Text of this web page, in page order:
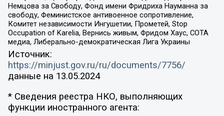
Немцова за Свободу, Фонд имени Фридриха Науманна за
свободу, Феминистское антивоенное сопротивление,
Комитет независимости Ингушетии, Прометей, Stop
Occupation of Karelia, Вернись живым, Фридом Хаус, СОТА
медиа, Либерально-демократическая Лига Украины
Источник:
https://minjust.gov.ru/ru/documents/7756/
данные на 13.05.2024
* Сведения реестра НКО, выполняющих
функции иностранного агента: